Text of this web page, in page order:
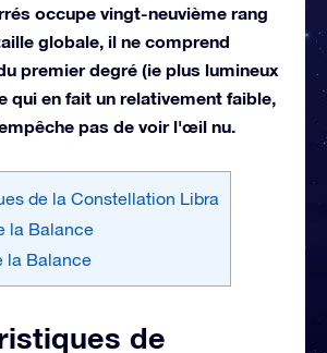
occupe vingt-neuvième rang
globale, il ne comprend
premier degré (ie plus lumineux
qui en fait un relativement faible,
pas de voir l'œil nu.
de la Constellation Libra
la Balance
la Balance
de